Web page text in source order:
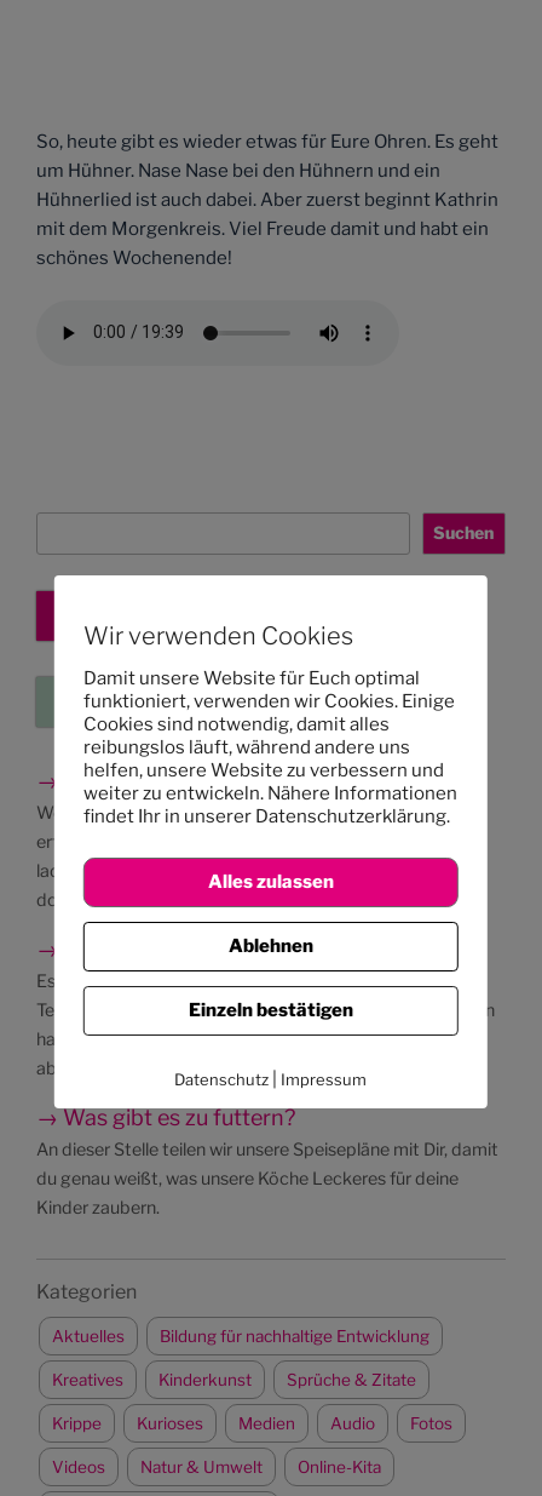
So, heute gibt es wieder etwas für Eure Ohren. Es geht
um Hühner. Nase Nase bei den Hühnern und ein
Hühnerlied ist auch dabei. Aber zuerst beginnt Kathrin
mit dem Morgenkreis. Viel Freude damit und habt ein
schönes Wochenende!
Suchen
Eure Kleinanzeigen
→ Besichtigungen
Wenn du mehr über unser pädagogisches Konzept
erfahren und unsere Kita in Ruhe besichtigen möchtest,
laden wir dich herzlich zu einer Kita-Führung ein. Schau
doch bitte, ob ein passender Termin für dich dabei ist.
→ Termine
Es gibt bei uns viel zu erleben! Hier findest du alle unsere
Termine und Informationen darüber, wann wir geschlossen
haben. Wenn du möchtest, kannst du die Termine auch
abonnieren, um nichts zu verpassen.
→ Was gibt es zu futtern?
An dieser Stelle teilen wir unsere Speisepläne mit Dir, damit
du genau weißt, was unsere Köche Leckeres für deine
Kinder zaubern.
Kategorien
Aktuelles Bildung für nachhaltige Entwicklung
Kreatives Kinderkunst Sprüche & Zitate
Krippe Kurioses Medien Audio Fotos
Videos Natur & Umwelt Online-Kita
Wir verwenden Cookies
Damit unsere Website für Euch optimal
funktioniert, verwenden wir Cookies. Einige
Cookies sind notwendig, damit alles
reibungslos läuft, während andere uns
helfen, unsere Website zu verbessern und
weiter zu entwickeln. Nähere Informationen
findet Ihr in unserer Datenschutzerklärung.
Alles zulassen
Ablehnen
Einzeln bestätigen
Datenschutz Impressum